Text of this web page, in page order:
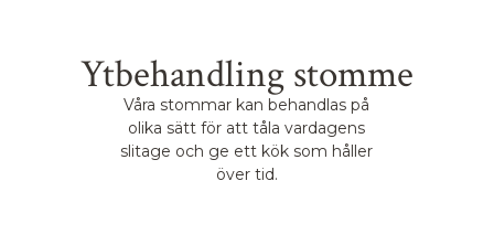
Ytbehandling stomme
Våra stommar kan behandlas på
olika sätt för att tåla vardagens
slitage och ge ett kök som håller
över tid.